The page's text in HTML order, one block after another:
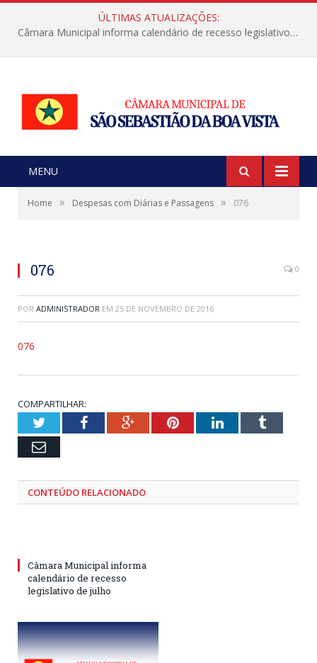
ÚLTIMAS ATUALIZAÇÕES:
Câmara Municipal informa calendário de recesso legislativo de julho
MENU
Home » Despesas com Diárias e Passagens » 076
076 0
POR ADMINISTRADOR EM 25 DE NOVEMBRO DE 2016
076
COMPARTILHAR:
TwitterFacebookGoogle+PinterestLinkedInTumblr
Email
CONTEÚDO RELACIONADO
Câmara Municipal informa
calendário de recesso
legislativo de julho